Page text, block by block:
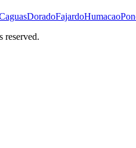
DoradoFajardoHumacao
reserved.